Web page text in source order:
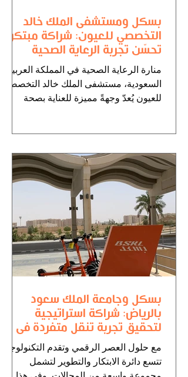
بسكل ومستشفى الملك خالد
التخصصي للعيون: شراكة مبتكرة
تحسّن تجربة الرعاية الصحية
والإقامة
منارة الرعاية الصحية في المملكة العربية
السعودية، مستشفى الملك خالد التخصصي
للعيون يُعدّ وجهةً مميزة للعناية بصحة
بسكل وجامعة الملك سعود
بالرياض: شراكة استراتيجية
لتحقيق تجربة تنقل متفردة في
الحرم الجامعي
مع حلول العصر الرقمي وتقدم التكنولوجيا،
تتسع دائرة الابتكار والتطوير لتشمل